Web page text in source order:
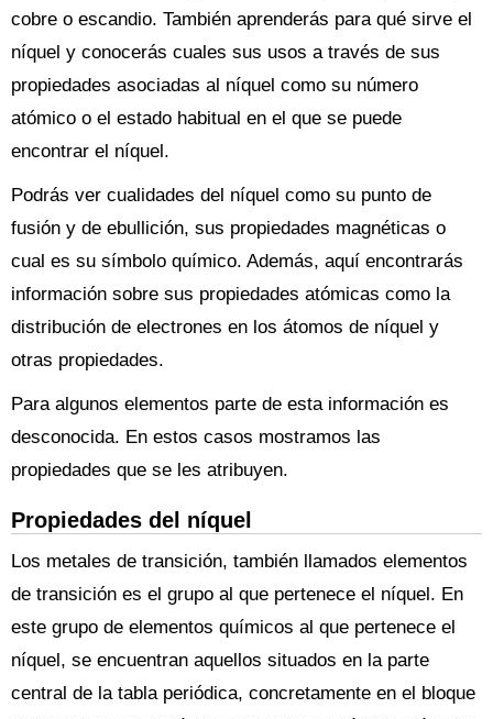
cobre o escandio. También aprenderás para qué sirve el
níquel y conocerás cuales sus usos a través de sus
propiedades asociadas al níquel como su número
atómico o el estado habitual en el que se puede
encontrar el níquel.
Podrás ver cualidades del níquel como su punto de
fusión y de ebullición, sus propiedades magnéticas o
cual es su símbolo químico. Además, aquí encontrarás
información sobre sus propiedades atómicas como la
distribución de electrones en los átomos de níquel y
otras propiedades.
Para algunos elementos parte de esta información es
desconocida. En estos casos mostramos las
propiedades que se les atribuyen.
Propiedades del níquel
Los metales de transición, también llamados elementos
de transición es el grupo al que pertenece el níquel. En
este grupo de elementos químicos al que pertenece el
níquel, se encuentran aquellos situados en la parte
central de la tabla periódica, concretamente en el bloque